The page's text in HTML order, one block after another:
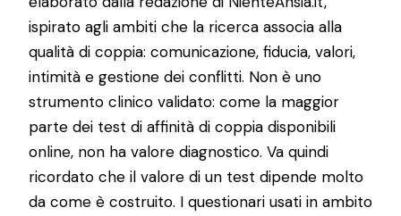
ispirato agli ambiti che la ricerca associa alla
qualità di coppia: comunicazione, fiducia, valori,
intimità e gestione dei conflitti. Non è uno
strumento clinico validato: come la maggior
parte dei test di affinità di coppia disponibili
online, non ha valore diagnostico. Va quindi
ricordato che il valore di un test dipende molto
da come è costruito. I questionari usati in ambito